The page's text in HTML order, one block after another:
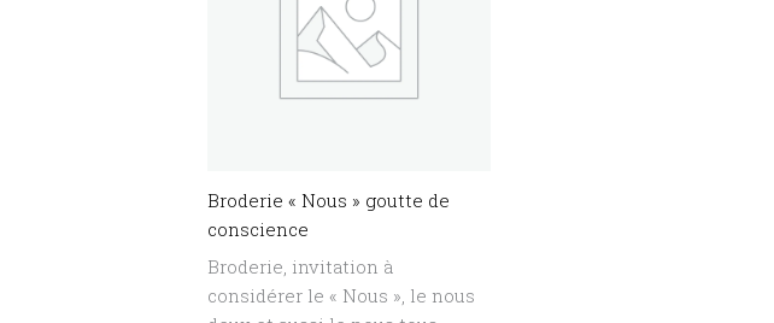
Broderie « Nous » goutte de
conscience
Broderie, invitation à
considérer le « Nous », le nous